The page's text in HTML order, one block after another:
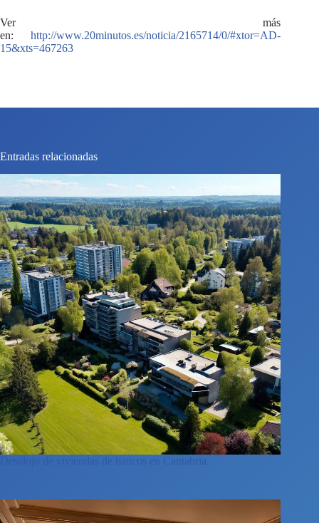
Ver más
en:http://www.20minutos.es/noticia/2165714/0/#xtor=AD-
15&xts=467263
Entradas relacionadas